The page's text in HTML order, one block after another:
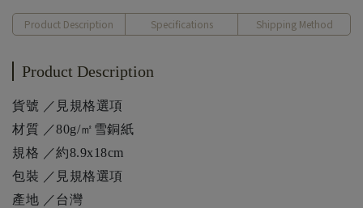
Product Description Specifications Shipping Method
Product Description
貨號 ／見規格選項
材質 ／80g/㎡雪銅紙
規格 ／約8.9x18cm
包裝 ／見規格選項
產地 ／台灣